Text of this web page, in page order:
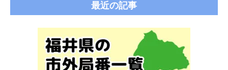
最近の記事